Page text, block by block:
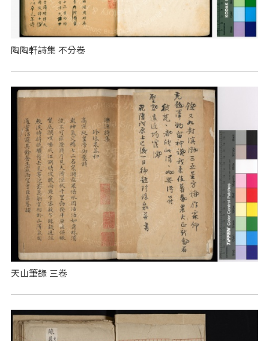
陶陶軒詩集 不分卷
天山筆錄 三卷